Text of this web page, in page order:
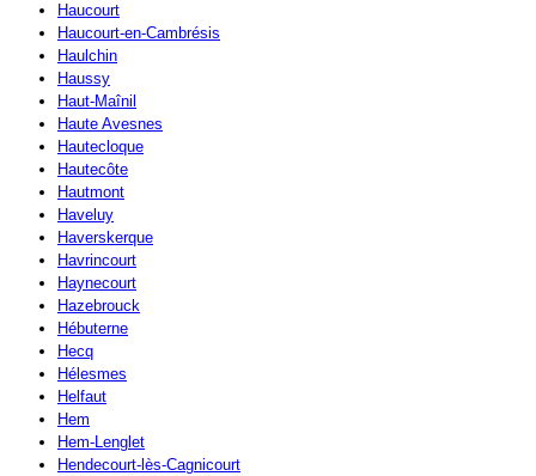
Haucourt
Haucourt-en-Cambrésis
Haulchin
Haussy
Haut-Maînil
Haute Avesnes
Hautecloque
Hautecôte
Hautmont
Haveluy
Haverskerque
Havrincourt
Haynecourt
Hazebrouck
Hébuterne
Hecq
Hélesmes
Helfaut
Hem
Hem-Lenglet
Hendecourt-lès-Cagnicourt